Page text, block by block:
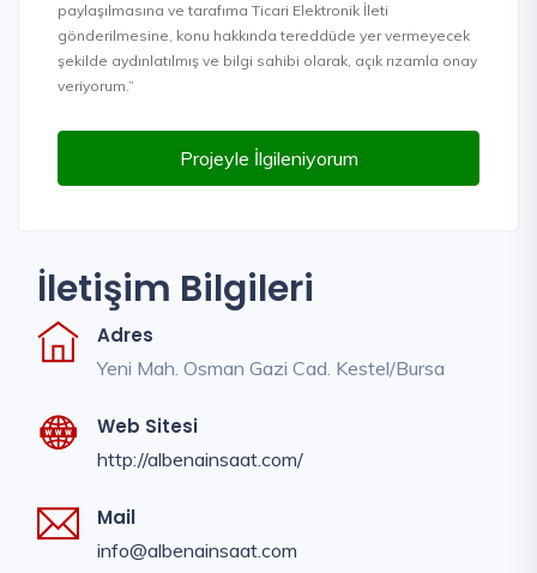
paylaşılmasına ve tarafıma Ticari Elektronik İleti
gönderilmesine, konu hakkında tereddüde yer vermeyecek
şekilde aydınlatılmış ve bilgi sahibi olarak, açık rızamla onay
veriyorum.”
Projeyle İlgileniyorum
İletişim Bilgileri
Adres
Yeni Mah. Osman Gazi Cad. Kestel/Bursa
Web Sitesi
http://albenainsaat.com/
Mail
info@albenainsaat.com